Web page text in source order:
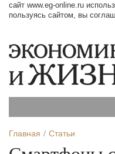
сайт www.eg-online.ru
пользуясь сайтом, вы
Главная Статьи